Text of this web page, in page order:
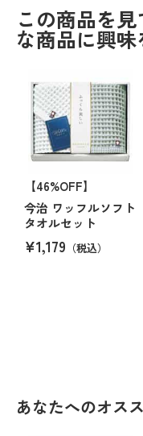
この商品を
な商品に興
【46%OFF】
今治 ワッフルソフト
タオルセット
¥1,179 （税込）
あなたへのオス